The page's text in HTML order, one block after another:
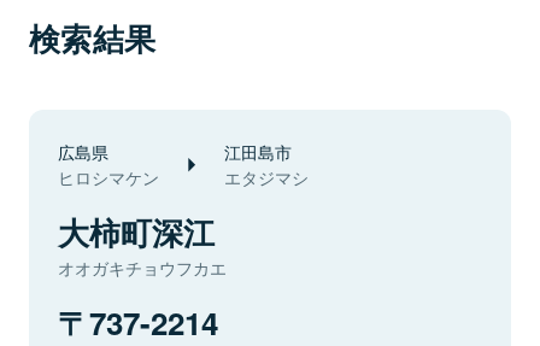
検索結果
広島県
ヒロシマケン
江田島市
エタジマシ
大柿町深江
オオガキチョウフカエ
737-2214